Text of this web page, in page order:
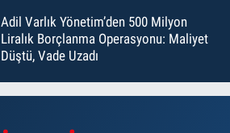
Adil Varlık Yönetim’den 500 Milyon
Liralık Borçlanma Operasyonu: Maliyet
Düştü, Vade Uzadı